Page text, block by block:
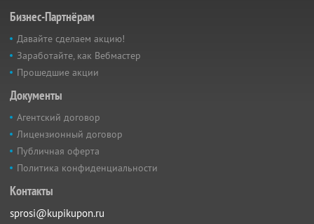
Бизнес-Партнёрам
Давайте сделаем акцию!
Заработайте, как Вебмастер
Прошедшие акции
Документы
Агентский договор
Лицензионный договор
Публичная оферта
Политика конфиденциальности
Контакты
sprosi@kupikupon.ru